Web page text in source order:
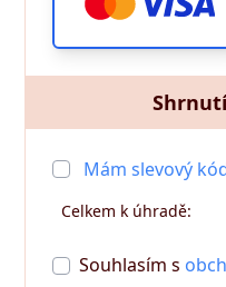
Mám slevový
Celkem k úhradě:
Souhlasím s